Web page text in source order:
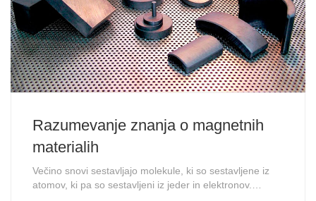
Razumevanje znanja o magnetnih
materialih
Večino snovi sestavljajo molekule, ki so sestavljene iz
atomov, ki pa so sestavljeni iz jeder in elektronov.